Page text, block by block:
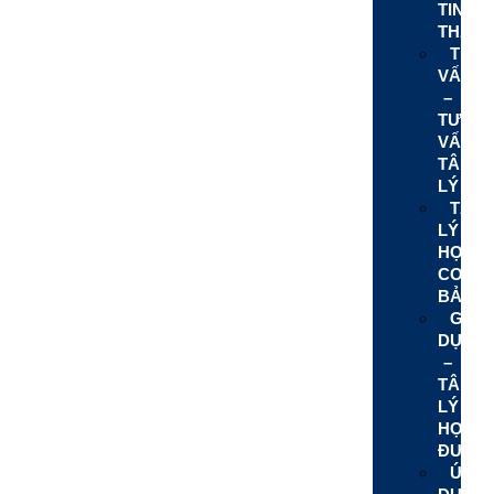
TINH
THẦN
VẤN
–
TƯ
VẤN
TÂM
LÝ
TÂM
LÝ
HỌC
CƠ
BẢN
GIÁO
DỤC
–
TÂM
LÝ
HỌC
ỨNG